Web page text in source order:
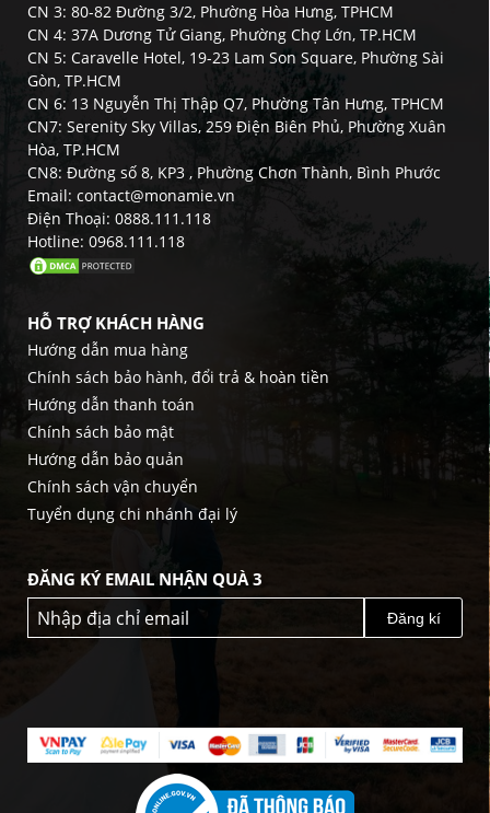
CN 3: 80-82 Đường 3/2, Phường Hòa Hưng, TPHCM
CN 4: 37A Dương Tử Giang, Phường Chợ Lớn, TP.HCM
CN 5: Caravelle Hotel, 19-23 Lam Son Square, Phường Sài
Gòn, TP.HCM
CN 6: 13 Nguyễn Thị Thập Q7, Phường Tân Hưng, TPHCM
CN7: Serenity Sky Villas, 259 Điện Biên Phủ, Phường Xuân
Hòa, TP.HCM
CN8: Đường số 8, KP3 , Phường Chơn Thành, Bình Phước
Email: contact@monamie.vn
Điện Thoại: 0888.111.118
Hotline: 0968.111.118
HỖ TRỢ KHÁCH HÀNG
Hướng dẫn mua hàng
Chính sách bảo hành, đổi trả & hoàn tiền
Hướng dẫn thanh toán
Chính sách bảo mật
Hướng dẫn bảo quản
Chính sách vận chuyển
Tuyển dụng chi nhánh đại lý
ĐĂNG KÝ EMAIL NHẬN QUÀ 3
Đăng kí